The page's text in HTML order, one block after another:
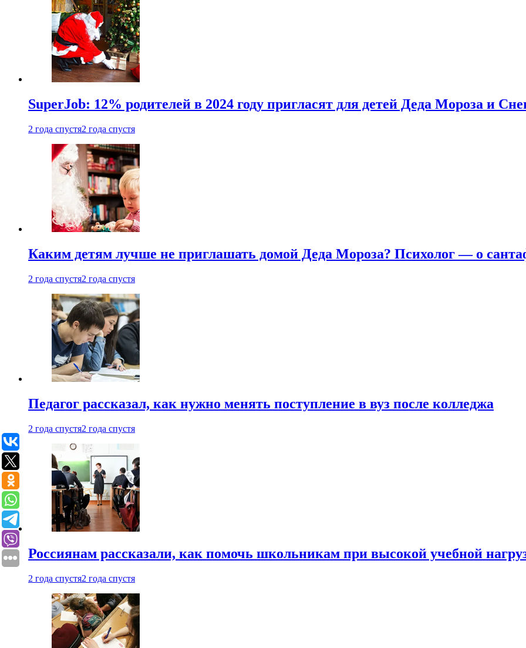
SuperJob: 12% родителей в 2024 году пригласят для детей Деда Мороза и
2 года спустя2 года спустя
Каким детям лучше не приглашать домой Деда Мороза? Психолог — о
2 года спустя2 года спустя
Педагог рассказал, как нужно менять поступление в вуз после колледжа
2 года спустя2 года спустя
Россиянам рассказали, как помочь школьникам при высокой учебной
2 года спустя2 года спустя